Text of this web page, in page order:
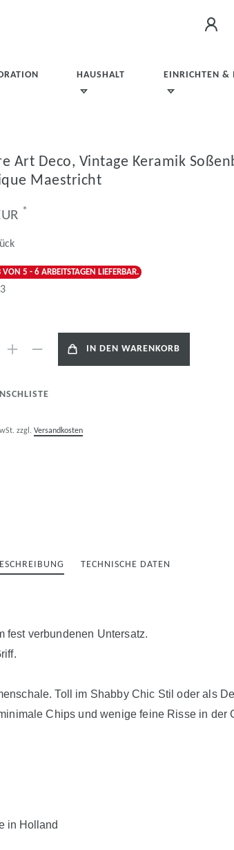
HAUSHALT EINRICHTEN &
Art Deco, Vintage Keramik
Maestricht
*
VON 5 - 6 ARBEITSTAGEN LIEFERBAR.
IN DEN WARENKORB
zzgl. Versandkosten
TECHNISCHE DATEN
fest verbundenen Untersatz.
Toll im Shabby Chic Stil oder als
Chips und wenige feine Risse in der
in Holland